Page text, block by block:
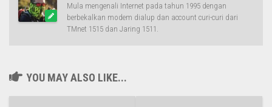
Mula mengenali Internet pada tahun 1995 dengan
berbekalkan modem dialup dan account curi-curi dari
TMnet 1515 dan Jaring 1511.
YOU MAY ALSO LIKE...